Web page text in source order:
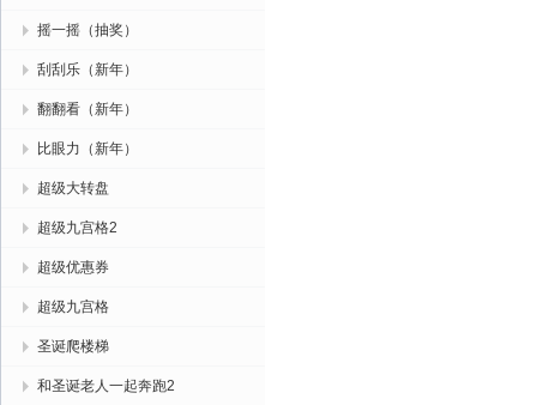
摇一摇（抽奖）
刮刮乐（新年）
翻翻看（新年）
比眼力（新年）
超级大转盘
超级九宫格2
超级优惠券
超级九宫格
圣诞爬楼梯
和圣诞老人一起奔跑2